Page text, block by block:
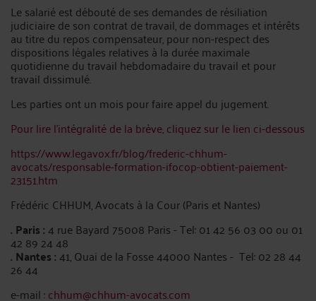
Le salarié est débouté de ses demandes de résiliation
judiciaire de son contrat de travail, de dommages et intérêts
au titre du repos compensateur, pour non-respect des
dispositions légales relatives à la durée maximale
quotidienne du travail hebdomadaire du travail et pour
travail dissimulé.
Les parties ont un mois pour faire appel du jugement.
Pour lire l’intégralité de la brève, cliquez sur le lien ci-dessous
https://www.legavox.fr/blog/frederic-chhum-
avocats/responsable-formation-ifocop-obtient-paiement-
23151.htm
Frédéric CHHUM, Avocats à la Cour (Paris et Nantes)
. Paris : 4 rue Bayard 75008 Paris - Tel: 01 42 56 03 00 ou 01
42 89 24 48
. Nantes : 41, Quai de la Fosse 44000 Nantes - Tel: 02 28 44
26 44
e-mail :chhum@chhum-avocats.com